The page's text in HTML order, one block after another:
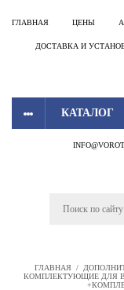
ГЛАВНАЯ ЦЕНЫ
ДОСТАВКА И
КАТАЛОГ
ГЛАВНАЯ /
КОМПЛЕКТУЮЩИЕ ДЛЯ